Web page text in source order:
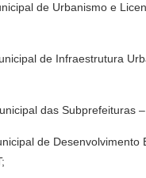
de Urbanismo e
de Infraestrutura
das Subprefeituras
de Desenvolvimento